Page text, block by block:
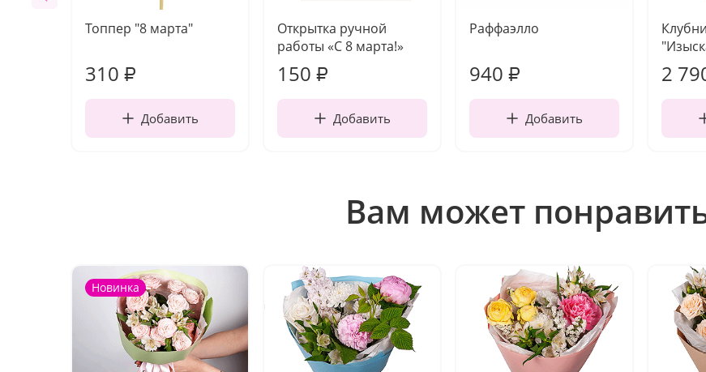
Топпер "8 марта"
310 ₽
Добавить
Открытка ручной
работы «С 8 марта!»
150 ₽
Добавить
Раффаэлло
940 ₽
Добавить
2
Вам может
Новинка